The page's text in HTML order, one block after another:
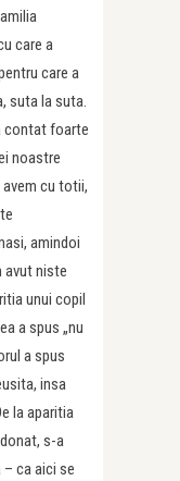
care a
care a
suta la suta.
contat foarte
noastre
cu totii,
amindoi
avut niste
unui copil
a spus „nu
a spus
insa
la aparitia
s-a
ca aici se